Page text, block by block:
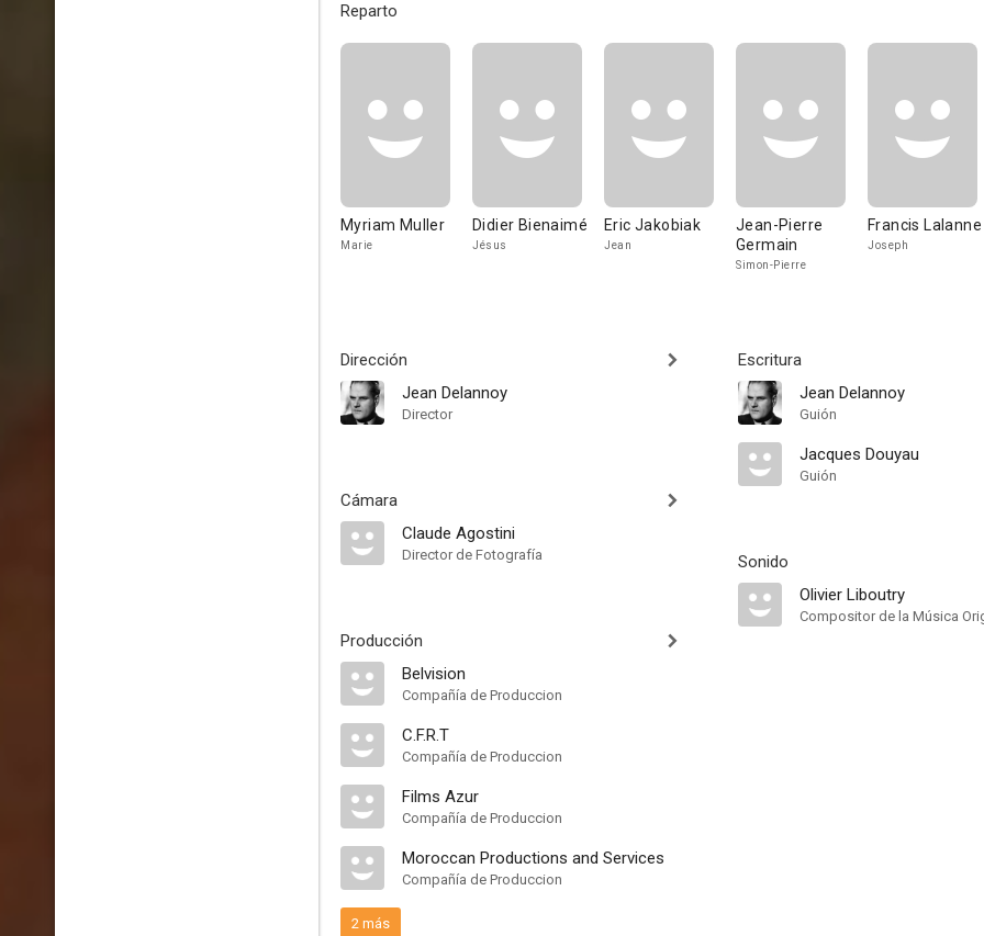
Reparto
Myriam Muller
Marie
Didier Bienaimé
Jésus
Eric Jakobiak
Jean
Jean-Pierre
Germain
Simon-Pierre
Francis Lalanne
Joseph
Dirección
Jean Delannoy
Director
Cámara
Claude Agostini
Director de Fotografía
Producción
Belvision
Compañía de Produccion
C.F.R.T
Compañía de Produccion
Films Azur
Compañía de Produccion
Moroccan Productions and Services
Compañía de Produccion
2 más
Escritura
Jean Delannoy
Guión
Jacques Douyau
Guión
Sonido
Olivier Liboutry
Compositor de la Música